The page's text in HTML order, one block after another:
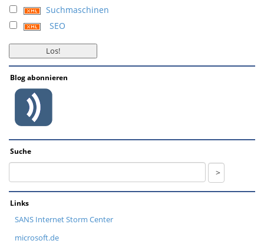
Suchmaschinen
SEO
Blog abonnieren
Suche
Links
SANS Internet Storm Center
microsoft.de